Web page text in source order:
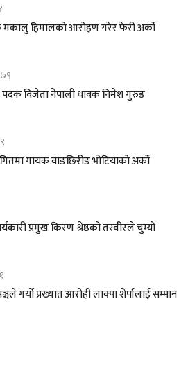
हिमालको आरोहण गरेर फेरी अर्को
पदक विजेता नेपाली धावक निमेश गुरुङ
गायक वाङछिरीङ भोटियाको अर्को
प्रमुख किरण श्रेष्ठको तस्वीरले चुम्यो
गर्यो प्रख्यात आरोही लाक्पा शेर्पालाई सम्मान